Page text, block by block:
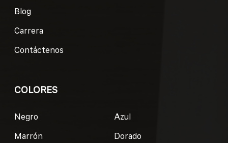
Blog
Carrera
Contáctenos
COLORES
Negro
Azul
Marrón
Dorado